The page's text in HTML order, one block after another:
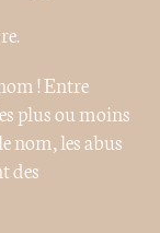
! Entre
plus ou moins
nom, les abus
des